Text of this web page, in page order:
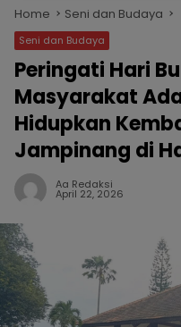
Home Seni dan Budaya
Seni dan Budaya
Peringati Hari
Masyarakat
Hidupkan
Jampinang di
Aa Redaksi
April 22, 2026